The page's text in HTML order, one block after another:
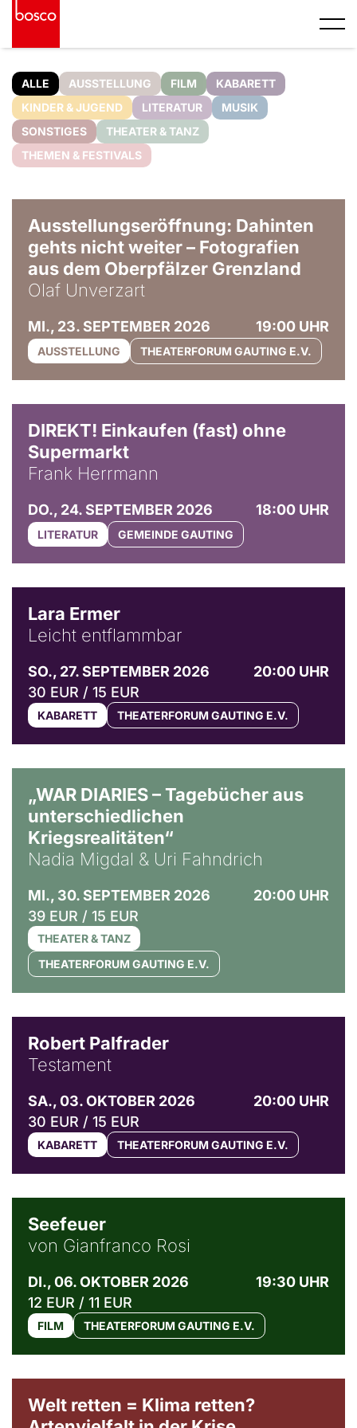
ALLE AUSSTELLUNG FILM
KABARETT
KINDER & JUGEND
LITERATUR
MUSIK
SONSTIGES
THEATER & TANZ
THEMEN & FESTIVALS
Ausstellungseröffnung: Dahinten
gehts nicht weiter – Fotografien
aus dem Oberpfälzer Grenzland
Olaf Unverzart
MI., 23. SEPTEMBER 2026 19:00 UHR
AUSSTELLUNG THEATERFORUM GAUTING E.V.
DIREKT! Einkaufen (fast) ohne
Supermarkt
Frank Herrmann
DO., 24. SEPTEMBER 2026 18:00 UHR
LITERATUR GEMEINDE GAUTING
Lara Ermer
Leicht entflammbar
SO., 27. SEPTEMBER 2026
20:00 UHR
30 EUR / 15 EUR
KABARETT THEATERFORUM GAUTING E.V.
„WAR DIARIES – Tagebücher aus
unterschiedlichen
Kriegsrealitäten“
Nadia Migdal & Uri Fahndrich
MI., 30. SEPTEMBER 2026
20:00 UHR
39 EUR / 15 EUR
THEATER & TANZ
THEATERFORUM GAUTING E.V.
Robert Palfrader
Testament
SA., 03. OKTOBER 2026
20:00 UHR
30 EUR / 15 EUR
KABARETT THEATERFORUM GAUTING E.V.
Seefeuer
von Gianfranco Rosi
DI., 06. OKTOBER 2026
19:30 UHR
12 EUR / 11 EUR
FILM THEATERFORUM GAUTING E.V.
Welt retten = Klima retten?